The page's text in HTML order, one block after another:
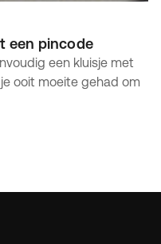
een pincode
een kluisje met
ooit moeite gehad om